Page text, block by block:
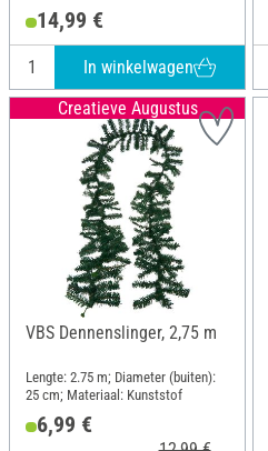
14,99 €
In winkelwagen
Creatieve Augustus
VBS Dennenslinger, 2,75 m
Lengte: 2.75 m; Diameter (buiten):
25 cm; Materiaal: Kunststof
6,99 €